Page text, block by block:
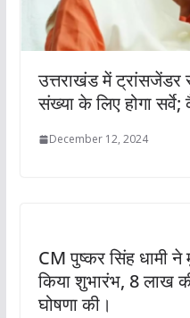
उत्तराखंड में ट्रांसजेंडर
संख्या के लिए होगा
December 12, 2024
CM पुष्कर सिंह धामी ने
किया शुभारंभ, 8 लाख
घोषणा की।